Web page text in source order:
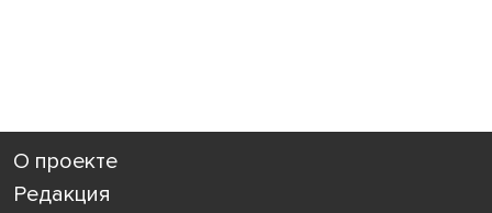
О проекте
Редакция